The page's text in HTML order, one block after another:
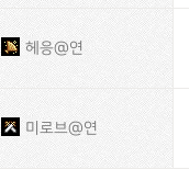
헤응@연
미로브@연